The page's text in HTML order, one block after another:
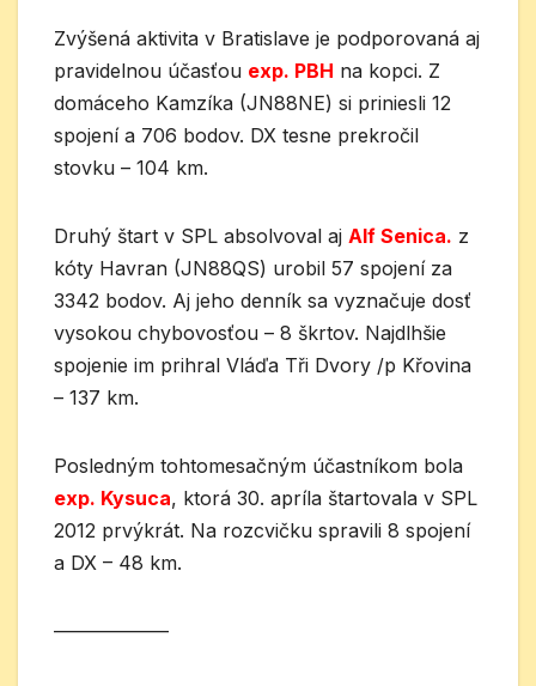
Zvýšená aktivita v Bratislave je podporovaná aj
pravidelnou účasťou exp. PBH na kopci. Z
domáceho Kamzíka (JN88NE) si priniesli 12
spojení a 706 bodov. DX tesne prekročil
stovku – 104 km.
Druhý štart v SPL absolvoval aj Alf Senica. z
kóty Havran (JN88QS) urobil 57 spojení za
3342 bodov. Aj jeho denník sa vyznačuje dosť
vysokou chybovosťou – 8 škrtov. Najdlhšie
spojenie im prihral Vláďa Tři Dvory /p Křovina
– 137 km.
Posledným tohtomesačným účastníkom bola
exp. Kysuca, ktorá 30. apríla štartovala v SPL
2012 prvýkrát. Na rozcvičku spravili 8 spojení
a DX – 48 km.
——————